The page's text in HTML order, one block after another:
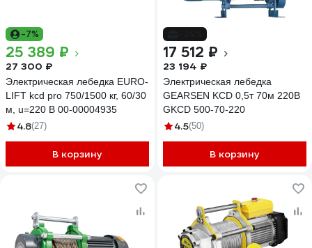
-7%
25 389 ₽
27 300 ₽
Электрическая лебедка EURO-
LIFT kcd pro 750/1500 кг, 60/30
м, u=220 В 00-00004935
4.8(27)
В корзину
17 512 ₽
23 194 ₽
Электрическая лебедка
GEARSEN KCD 0,5т 70м 220В
GKCD 500-70-220
4.5(50)
В корзину